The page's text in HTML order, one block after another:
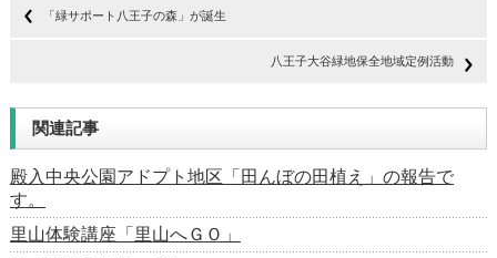
「緑サポート八王子の森」が誕生
八王子大谷緑地保全地域定例活動
関連記事
殿入中央公園アドプト地区「田んぼの田植え」の報告で
す。
里山体験講座「里山へＧＯ」